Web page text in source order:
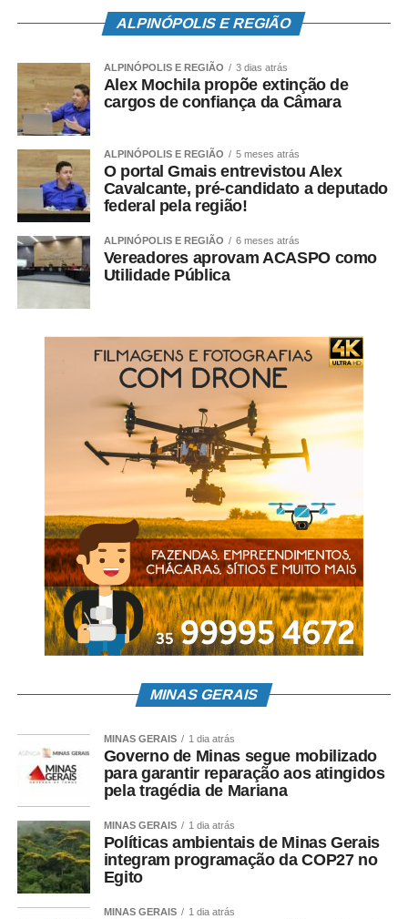
Nokia 105 traz o jogo da cobrinha
Como era de se imaginar, o Nokia 105 não traz muitos
recursos. Afinal, seu foco está em oferece uma opção
básica a quem não faz questão de ter um smartphone.
Por isso, sua lista de atributos é curta, mas traz funções
essenciais, como o rádio FM, e outras para distrair a
cabeça, como o jogo da cobrinha.
Leia também
Brasil tem norma inédita para tornar aplicativos
mas Apple vendeu mais
Redmi Note 12 Pro+ tem recarga super-rápida de
“Sabemos que um telefone não serve apenas para ligar e
enviar mensagens de texto, mas também para nos ajudar
a relaxar e descontrair”, diz o site da fabricante. “É por
isso que o Nokia 105 vem com jogos pré-carregados,
incluindo o favorito de todos, Snake.”
A bateria é outro destaque. Com 800 mAh, a HMD Global
promete um celular que passará um dia inteiro longe da
tomada. A recarga, no entanto, é feita por uma porta
micro-USB.
da homologação da Anatel, ainda não há previsão de
Fonte:IG TECNOLOGIA
COMENTE ABAIXO:
ALPINÓPOLIS E REGIÃO
ALPINÓPOLIS E REGIÃO 3 dias atrás
Alex Mochila propõe extinção de
cargos de confiança da Câmara
ALPINÓPOLIS E REGIÃO 5 meses atrás
O portal Gmais entrevistou Alex
Cavalcante, pré-candidato a deputado
federal pela região!
ALPINÓPOLIS E REGIÃO 6 meses atrás
Vereadores aprovam ACASPO como
Utilidade Pública
MINAS GERAIS
MINAS GERAIS 1 dia atrás
Governo de Minas segue mobilizado
para garantir reparação aos atingidos
pela tragédia de Mariana
MINAS GERAIS 1 dia atrás
Políticas ambientais de Minas Gerais
integram programação da COP27 no
Egito
MINAS GERAIS 1 dia atrás